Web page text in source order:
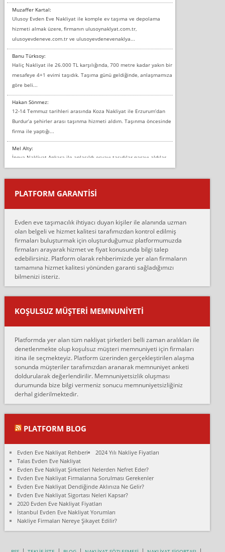
Muzaffer Kartal:
Ulusoy Evden Eve Nakliyat ile komple ev taşıma ve depolama
hizmeti almak üzere, firmanın ulusoynaklyat.com.tr,
ulusoyevdeneve.com.tr ve ulusoyevdenevenaklya...
Banu Türksoy:
Haliç Nakliyat ile 26.000 TL karşılığında, 700 metre kadar yakın bir
mesafeye 4+1 evimi taşıdık. Taşıma günü geldiğinde, anlaşmamıza
göre beli...
Hakan Sönmez:
12-14 Temmuz tarihleri arasında Koza Nakliyat ile Erzurum’dan
Burdur’a şehirler arası taşınma hizmeti aldım. Taşınma öncesinde
firma ile yaptığı...
Mel Alty:
İnova Nakliyat Ankara ile anlaşıldı eşyayı taşıdılar parayı aldılar.
Salon duvarına bir baktım birisi boydan alüminyum renkli bantı
yapıştırm...
Murat:
çalıştıklarını, müş...
Ahmet:
Lüleburgaz güngünes evden eve naklyat eşyalarımı taşımak için
anlaştık sabah eve geldiklerinde de eşyalarımı düzgün şekilde
sarcaz demelerine r...
mehmet güldü:
Ankara ALİCANLAR NAKLİYAT Tutarsız ve ticari ahlak problemleri
var verdikleri fiyat teklifini arttırdılar. Sonrasında taşıma gününde
oldukça tutarsı...
Ankara Alicanlar naklyat tel 5465524025. 2600 TL'ye ankaradan
Konya ya Alicanlar naklyat la anlaştık bu şahıs evin taşınacağı gün
fiyatın mazoto gele...
Fatih kokmese:
Diyarbakır dan eşyamı getirtmek için anlaştım sözleşme yaptım.
Son anda fiyat artırdılar.. mecburiyetten tasittim.. bu kişiler ağrılı
Ali:
olduk. Asansörlü dediler sonra uraya asansör kurulmaz dediler
fark istediler. ortada asa...
Nimet:
Ben 2021 Ağustos ilk haftası Evimi taşıdım yani İstanbul'un bir
Mahallesi'nden bir başka Mahallesi'ne yani Ümraniye bölgesinde
oturuyorum önceleri ara...
Nimet Köse:
Merhaba ben 2021 Ağustos ilk haftası evimi Ümraniye'den Çok
Hancıoğlu naklyatla taşındım...
PLATFORM GARANTİSİ
Evden eve taşımacılık ihtiyacı duyan kişiler ile alanında uzman
olan belgeli ve hizmet kalitesi tarafımızdan kontrol edilmiş
firmaları buluşturmak için oluşturduğumuz platformumuzda
firmaları arayarak hizmet ve fiyat konusunda bilgi talep
edebilirsiniz. Platform olarak rehberimizde yer alan firmaların
tamamına hizmet kalitesi yönünden garanti sağladığımızı
bilmenizi isteriz.
KOŞULSUZ MÜŞTERI MEMNUNIYETI
Platformda yer alan tüm nakliyat şirketleri belli zaman aralıkları ile
denetlenmekte olup koşulsuz müşteri memnuniyeti için firmaları
itina ile seçmekteyiz. Platform üzerinden gerçekleştirilen alaşma
sonunda müşteriler tarafımızdan aranarak memnuniyet anketi
doldurularak değerlendirilir. Memnuniyetsizlik oluşması
durumunda bize bilgi vermeniz sonucu memnuniyetsizliğiniz
derhal giderilmektedir.
PLATFORM BLOG
Evden Eve Nakliyat Rehberi
2024 Yılı Nakliye Fiyatları
Talas Evden Eve Nakliyat
Evden Eve Nakliyat Şirketleri Nelerden Nefret Eder?
Evden Eve Nakliyat Firmalarına Sorulması Gerekenler
Evden Eve Nakliyat Dendiğinde Aklınıza Ne Gelir?
Evden Eve Nakliyat Sigortası Neleri Kapsar?
2020 Evden Eve Nakliyat Fiyatları
İstanbul Evden Eve Nakliyat Yorumları
Nakliye Firmaları Nereye Şikayet Edilir?